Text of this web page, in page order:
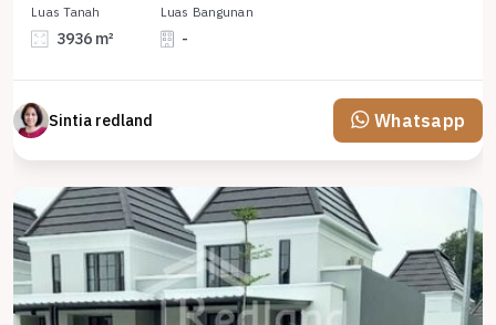
Luas Tanah
3936 m²
Luas Bangunan
-
Sintia redland Whatsapp